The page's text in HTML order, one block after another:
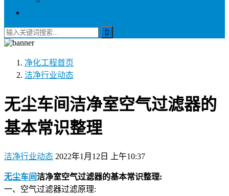
净化工程首页
洁净行业动态
无尘车间洁净室空气过滤器的
基本常识整理
洁净行业动态 2022年1月12日 上午10:37
无尘车间洁净室空气过滤器的基本常识整理:
一、空气过滤器过滤原理: